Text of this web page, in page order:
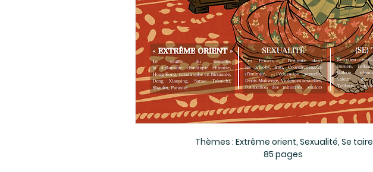
Thèmes : Extrême orient, Sexualité, Se taire
85 pages